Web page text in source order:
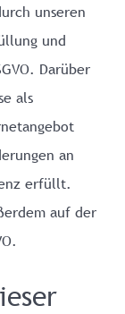
unseren
und
Darüber
als
an
erfüllt.
auf der